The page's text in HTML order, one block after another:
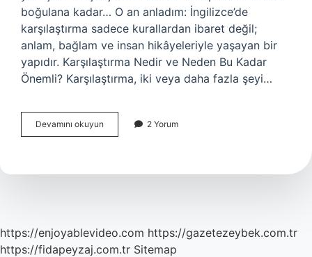
boğulana kadar… O an anladım: İngilizce’de
karşılaştırma sadece kurallardan ibaret değil;
anlam, bağlam ve insan hikâyeleriyle yaşayan bir
yapıdır. Karşılaştırma Nedir ve Neden Bu Kadar
Önemli? Karşılaştırma, iki veya daha fazla şeyi…
Devamını okuyun Ingilizce
karşılaştırma
?
2 Yorum
https://enjoyablevideo.com https://gazetezeybek.com.tr
https://fidapeyzaj.com.tr Sitemap